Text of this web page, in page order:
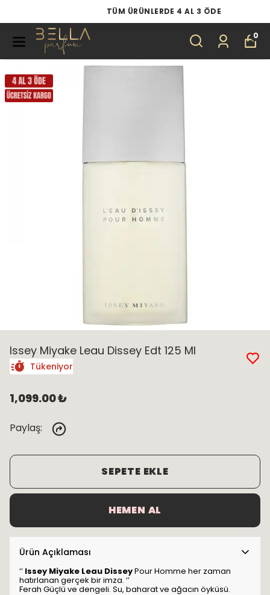
TÜM ÜRÜNLERDE 4 AL 3 ÖDE
0
Issey Miyake Leau Dissey Edt 125 Ml
Tükeniyor
1,099.00 ₺
Paylaş:
SEPETE EKLE
HEMEN AL
Ürün Açıklaması
‘’ Issey Miyake Leau DisseyPour Homme her zaman
hatırlanan gerçek bir imza. ‘’
Ferah Güçlü ve dengeli. Su, baharat ve ağacın öyküsü.